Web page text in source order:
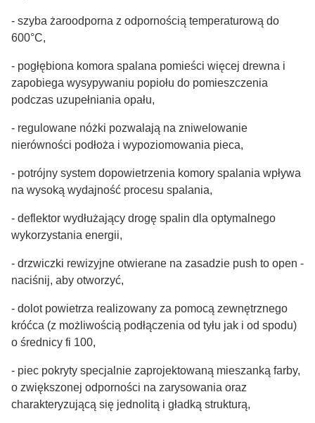
- szyba żaroodporna z odpornością temperaturową do
600°C,
- pogłębiona komora spalana pomieści więcej drewna i
zapobiega wysypywaniu popiołu do pomieszczenia
podczas uzupełniania opału,
- regulowane nóżki pozwalają na zniwelowanie
nierówności podłoża i wypoziomowania pieca,
- potrójny system dopowietrzenia komory spalania wpływa
na wysoką wydajność procesu spalania,
- deflektor wydłużający drogę spalin dla optymalnego
wykorzystania energii,
- drzwiczki rewizyjne otwierane na zasadzie push to open -
naciśnij, aby otworzyć,
- dolot powietrza realizowany za pomocą zewnętrznego
króćca (z możliwością podłączenia od tyłu jak i od spodu)
o średnicy fi 100,
- piec pokryty specjalnie zaprojektowaną mieszanką farby,
o zwiększonej odporności na zarysowania oraz
charakteryzującą się jednolitą i gładką strukturą,